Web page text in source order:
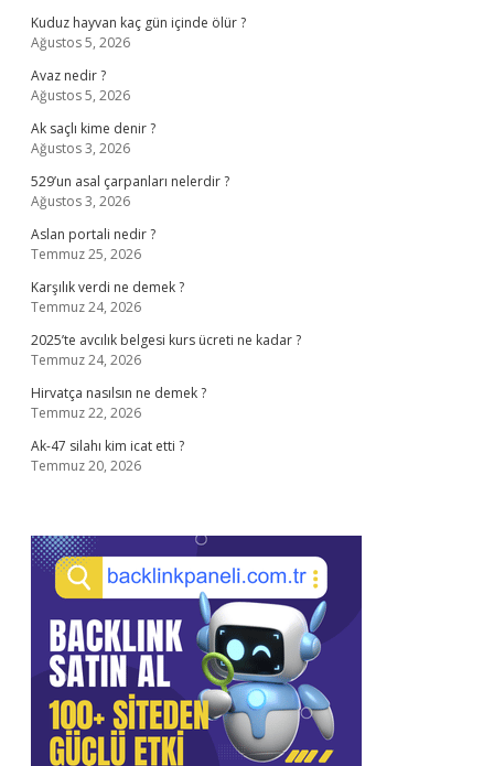
Kuduz hayvan kaç gün içinde ölür ?
Ağustos 5, 2026
Avaz nedir ?
Ağustos 5, 2026
Ak saçlı kime denir ?
Ağustos 3, 2026
529’un asal çarpanları nelerdir ?
Ağustos 3, 2026
Aslan portali nedir ?
Temmuz 25, 2026
Karşılık verdi ne demek ?
Temmuz 24, 2026
2025’te avcılık belgesi kurs ücreti ne kadar ?
Temmuz 24, 2026
Hirvatça nasılsın ne demek ?
Temmuz 22, 2026
Ak-47 silahı kim icat etti ?
Temmuz 20, 2026